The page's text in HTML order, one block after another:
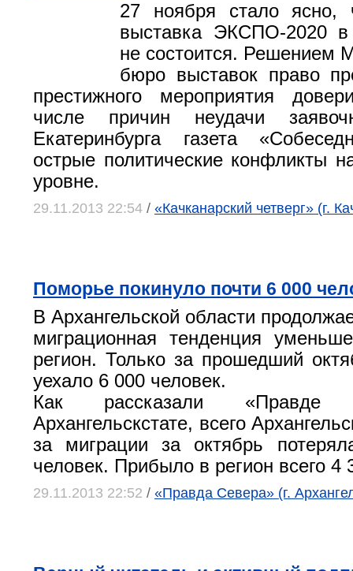
27 ноября стало ясно,
выставка ЭКСПО-2020 в
не состоится. Решением
бюро выставок право
престижного мероприятия
числе причин неудачи
Екатеринбурга газета
острые политические конфликты
уровне.
29.11.2013 22:54 / «Качканарский четверг» (г.
Поморье покинуло почти 6 000
В Архангельской области
миграционная тенденция
регион. Только за прошедший
уехало 6 000 человек.
Как рассказали
Архангельскстате, всего
за миграции за октябрь
человек. Прибыло в регион всего 4
29.11.2013 22:52 / «Правда Севера» (г.